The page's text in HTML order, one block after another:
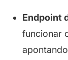
Endpoint
funcionar